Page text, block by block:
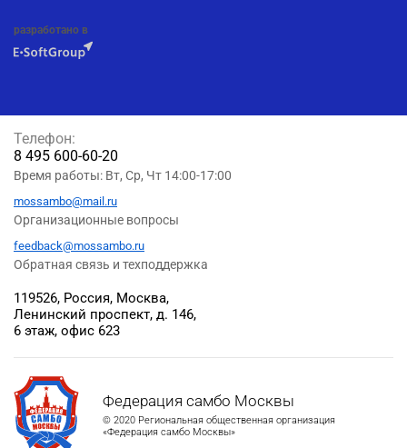
разработано в
Федерация самбо Москвы
© 2020 Региональная общественная организация
«Федерация самбо Москвы»
119526, Россия, Москва,
Ленинский проспект, д. 146,
6 этаж, офис 623
Телефон:
8 495 600-60-20
Время работы: Вт, Ср, Чт 14:00-17:00
mossambo@mail.ru
Организационные вопросы
feedback@mossambo.ru
Обратная связь и техподдержка